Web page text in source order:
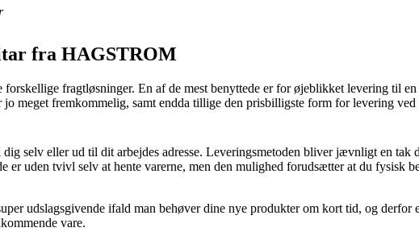
fra HAGSTROM
fragtløsninger. En af de mest benyttede er for øjeblikket levering til
meget fremkommelig, samt endda tillige den prisbilligste form for levering
selv eller ud til dit arbejdes adresse. Leveringsmetoden bliver jævnligt en tak
er uden tvivl selv at hente varerne, men den mulighed forudsætter at du fysisk
udslagsgivende ifald man behøver dine nye produkter om kort tid, og derfor
vare.